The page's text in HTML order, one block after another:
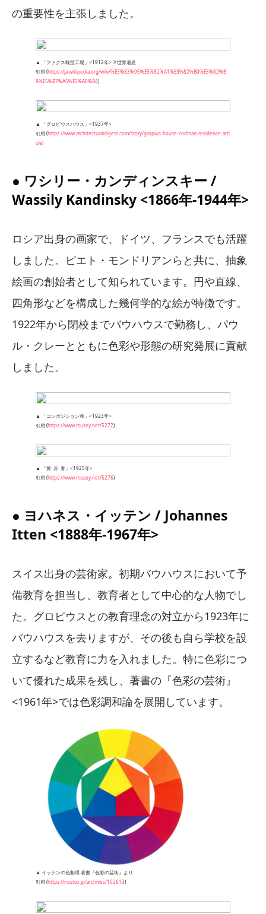
の重要性を主張しました。
▲ 「ファグス靴型工場」<1912年> ※世界遺産
引用 (https://ja.wikipedia.org/wiki/%E3%83%95%E3%82%A1%E3%82%B0%E3%82%B
9%E5%B7%A5%E5%A0%B4)
▲ 「グロピウスハウス」<1937年>
引用 (https://www.architecturaldigest.com/story/gropius-house-codman-residence-arti
cle)
● ワシリー・カンディンスキー /
Wassily Kandinsky <1866年-1944年>
ロシア出身の画家で、ドイツ、フランスでも活躍
しました。ピエト・モンドリアンらと共に、抽象
絵画の創始者として知られています。円や直線、
四角形などを構成した幾何学的な絵が特徴です。
1922年から閉校までバウハウスで勤務し、パウ
ル・クレーとともに色彩や形態の研究発展に貢献
しました。
▲ 「コンポジションⅧ」<1923年>
引用 (https://www.musey.net/5272)
▲ 「黄･赤･青」<1925年>
引用 (https://www.musey.net/5276)
● ヨハネス・イッテン / Johannes
Itten <1888年-1967年>
スイス出身の芸術家。初期バウハウスにおいて予
備教育を担当し、教育者として中心的な人物でし
た。グロピウスとの教育理念の対立から1923年に
バウハウスを去りますが、その後も自ら学校を設
立するなど教育に力を入れました。特に色彩につ
いて優れた成果を残し、著書の『色彩の芸術』
<1961年>では色彩調和論を展開しています。
▲ イッテンの色相環 著書『色彩の芸術』より
引用 (https://nostos.jp/archives/102613)